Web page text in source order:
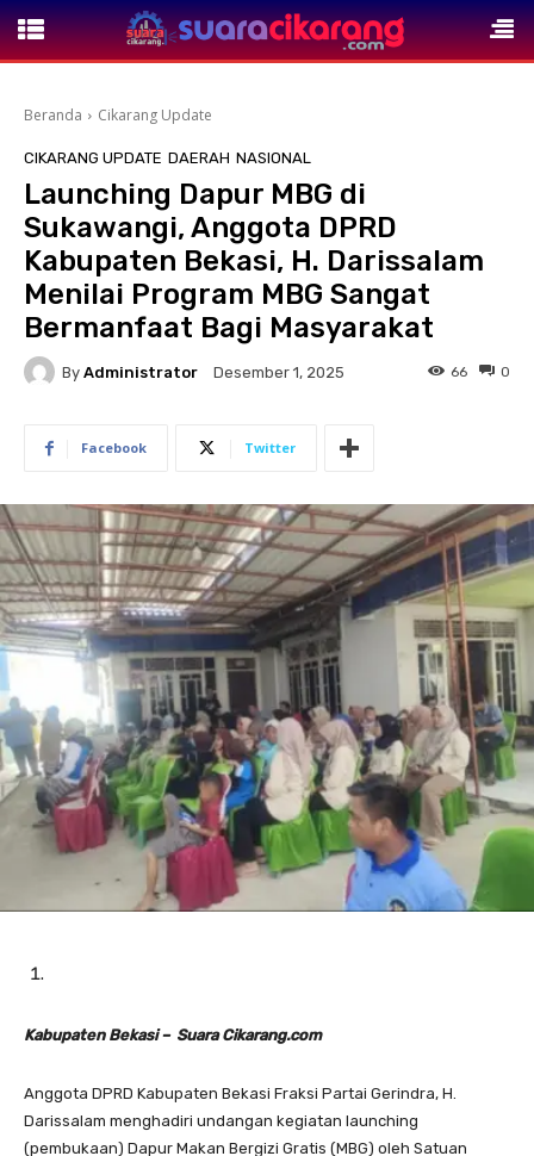
Beranda Cikarang Update
CIKARANG UPDATE DAERAH NASIONAL
Launching Dapur MBG di
Sukawangi, Anggota DPRD
Kabupaten Bekasi, H. Darissalam
Menilai Program MBG Sangat
Bermanfaat Bagi Masyarakat
By Administrator Desember 1, 2025 0
66
Facebook Twitter
Kabupaten Bekasi – Suara Cikarang.com
Anggota DPRD Kabupaten Bekasi Fraksi Partai Gerindra, H.
Darissalam menghadiri undangan kegiatan launching
(pembukaan) Dapur Makan Bergizi Gratis (MBG) oleh Satuan